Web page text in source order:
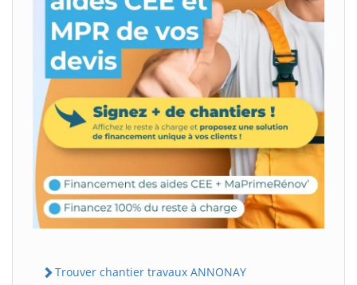
Trouver chantier travaux ANNONAY